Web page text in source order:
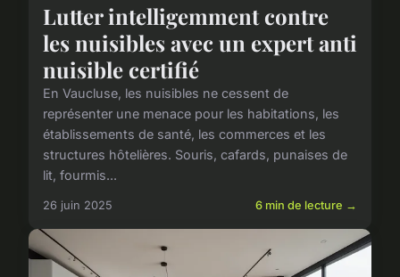
Lutter intelligemment contre
les nuisibles avec un expert anti
nuisible certifié
En Vaucluse, les nuisibles ne cessent de
représenter une menace pour les habitations, les
établissements de santé, les commerces et les
structures hôtelières. Souris, cafards, punaises de
lit, fourmis...
26 juin 2025 6 min de lecture →